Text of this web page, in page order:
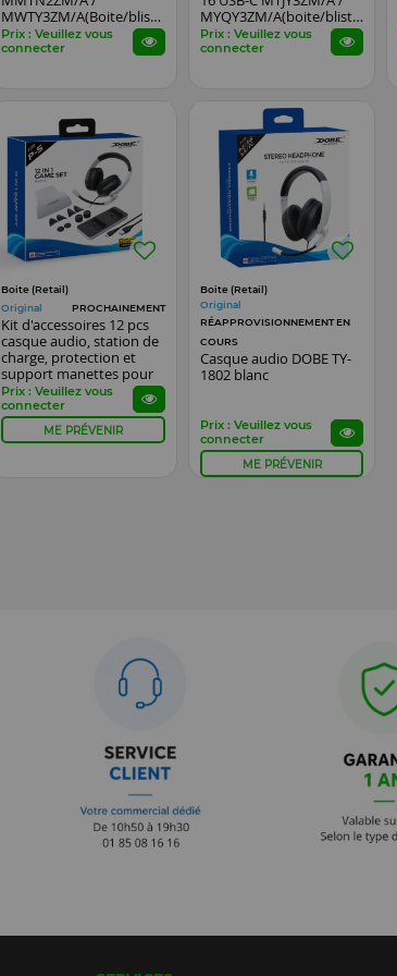
MWTY3ZM/A(Boite/blister)
blanc
Prix : Veuillez vous
connecter
MYQY3ZM/A(boite/blister)
blanc
Prix : Veuillez vous
connecter
Boite (Retail)
Original
PROCHAINEMENT
Kit d'accessoires 12 pcs
casque audio, station de
charge, protection et
support manettes pour
PlayStation 5 / PS5 DOBE
TP5-0578B
Prix : Veuillez vous
connecter
ME PRÉVENIR
Boite (Retail)
Original
RÉAPPROVISIONNEMENT EN
COURS
Casque audio DOBE TY-
1802 blanc
Prix : Veuillez vous
connecter
ME PRÉVENIR